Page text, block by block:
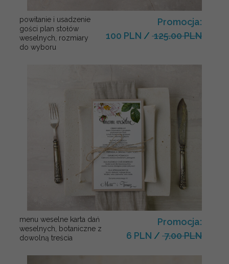
powitanie i usadzenie
gości plan stołów
weselnych, rozmiary
do wyboru
Promocja:
100 PLN / 125.00 PLN
menu weselne karta dań
weselnych, botaniczne z
dowolną treścia
Promocja:
6 PLN / 7.00 PLN